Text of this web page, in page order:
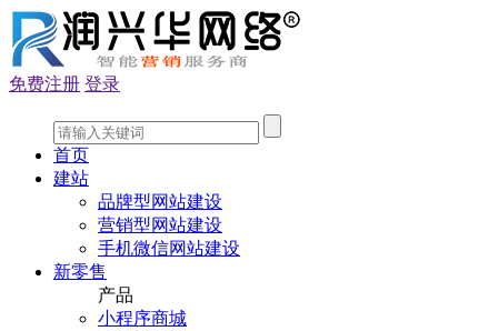
免费注册 登录
首页
建站
品牌型网站建设
营销型网站建设
手机微信网站建设
新零售
产品
小程序商城